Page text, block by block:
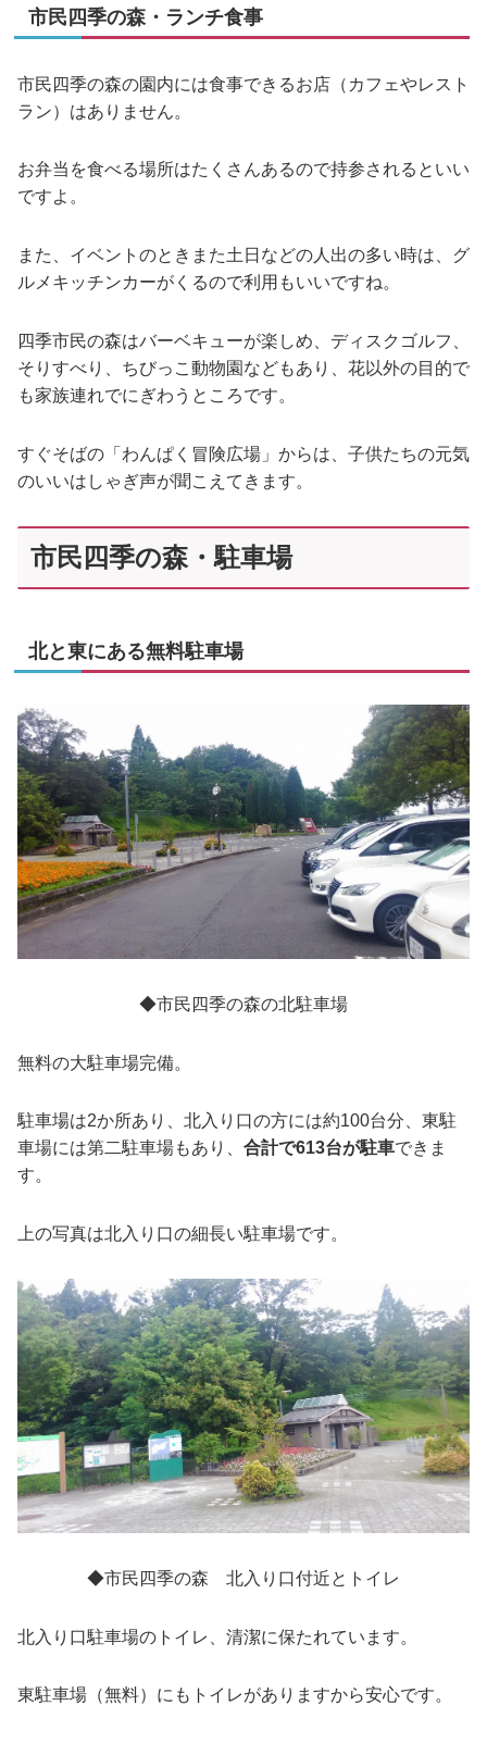
市民四季の森・ランチ食事
市民四季の森の園内には食事できるお店（カフェやレスト
ラン）はありません。
お弁当を食べる場所はたくさんあるので持参されるといい
ですよ。
また、イベントのときまた土日などの人出の多い時は、グ
ルメキッチンカーがくるので利用もいいですね。
四季市民の森はバーベキューが楽しめ、ディスクゴルフ、
そりすべり、ちびっこ動物園などもあり、花以外の目的で
も家族連れでにぎわうところです。
すぐそばの「わんぱく冒険広場」からは、子供たちの元気
のいいはしゃぎ声が聞こえてきます。
市民四季の森・駐車場
北と東にある無料駐車場
◆市民四季の森の北駐車場
無料の大駐車場完備。
駐車場は2か所あり、北入り口の方には約100台分、東駐
車場には第二駐車場もあり、 合計で613台が駐車できま
す。
上の写真は北入り口の細長い駐車場です。
◆市民四季の森 北入り口付近とトイレ
北入り口駐車場のトイレ、清潔に保たれています。
東駐車場（無料）にもトイレがありますから安心です。